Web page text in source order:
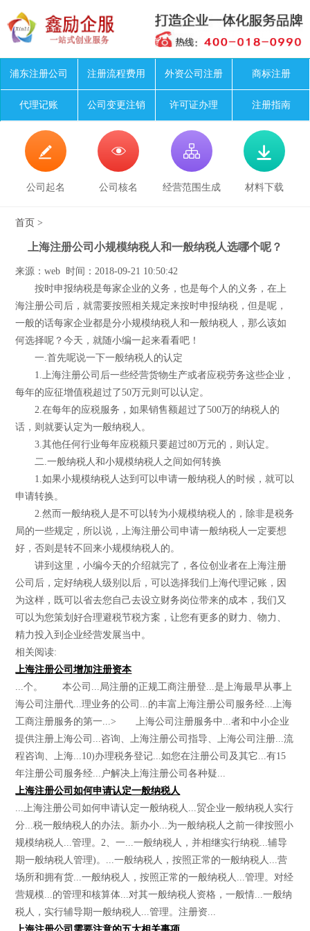
浦东注册公司 注册流程费用 外资公司注册 商标注册
代理记账 公司变更注销 许可证办理 注册指南

公司起名

公司核名

经营范围生成

材料下载
首页 >
上海注册公司小规模纳税人和一般纳税人选哪个呢？
来源：web 时间：2018-09-21 10:50:42
按时申报纳税是每家企业的义务，也是每个人的义务，在上
海注册公司后，就需要按照相关规定来按时申报纳税，但是呢，
一般的话每家企业都是分小规模纳税人和一般纳税人，那么该如
何选择呢？今天，就随小编一起来看看吧！
一.首先呢说一下一般纳税人的认定
1.上海注册公司后一些经营货物生产或者应税劳务这些企业，
每年的应征增值税超过了50万元则可以认定。
2.在每年的应税服务，如果销售额超过了500万的纳税人的
话，则就要认定为一般纳税人。
3.其他任何行业每年应税额只要超过80万元的，则认定。
二.一般纳税人和小规模纳税人之间如何转换
1.如果小规模纳税人达到可以申请一般纳税人的时候，就可以
申请转换。
2.然而一般纳税人是不可以转为小规模纳税人的，除非是税务
局的一些规定，所以说，上海注册公司申请一般纳税人一定要想
好，否则是转不回来小规模纳税人的。
讲到这里，小编今天的介绍就完了，各位创业者在上海注册
公司后，定好纳税人级别以后，可以选择我们上海代理记账，因
为这样，既可以省去您自己去设立财务岗位带来的成本，我们又
可以为您策划好合理避税节税方案，让您有更多的财力、物力、
精力投入到企业经营发展当中。
相关阅读:
上海注册公司增加注册资本
...个。 本公司...局注册的正规工商注册登...是上海最早从事上
海公司注册代...理业务的公司...的丰富上海注册公司服务经...上海
工商注册服务的第一...> 上海公司注册服务中...者和中小企业
提供注册上海公司...咨询、上海注册公司指导、上海公司注册...流
程咨询、上海...10)办理税务登记...如您在注册公司及其它...有15
年注册公司服务经...户解决上海注册公司各种疑...
上海注册公司如何申请认定一般纳税人
...上海注册公司如何申请认定一般纳税人...贸企业一般纳税人实行
分...税一般纳税人的办法。新办小...为一般纳税人之前一律按照小
规模纳税人...管理。2、一...一般纳税人，并相继实行纳税...辅导
期一般纳税人管理)。...一般纳税人，按照正常的一般纳税人...营
场所和拥有货...一般纳税人，按照正常的一般纳税人...管理。对经
营规模...的管理和核算体...对其一般纳税人资格，一般情...一般纳
税人，实行辅导期一般纳税人...管理。注册资...